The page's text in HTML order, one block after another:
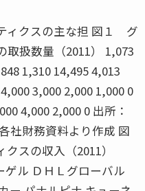
ィクスの主な担 図１ グ
取扱数量（2011） 1,073
1,310 14,495 4,013
3,000 2,000 1,000 0
4,000 2,000 0 出所：
社財務資料より作成 図
スの収入（2011）
ゲル ＤＨＬグローバル